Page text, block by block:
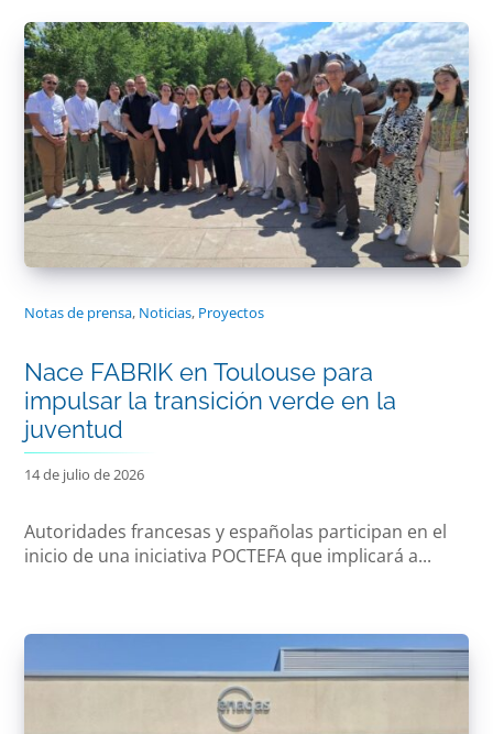
Notas de prensa, Noticias, Proyectos
Nace FABRIK en Toulouse para
impulsar la transición verde en la
juventud
14 de julio de 2026
Autoridades francesas y españolas participan en el
inicio de una iniciativa POCTEFA que implicará a...